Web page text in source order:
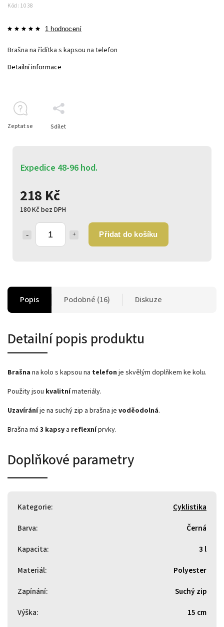
Kód: 1038
1 hodnocení
218 Kč
180 Kč bez DPH
Přidat do košíku
Expedice 48-96 hod.
Brašna na řídítka s kapsou na telefon
Detailní informace
Zeptat se Sdílet
Popis Podobné (16) Diskuze
Detailní popis produktu
Brašna na kolo s kapsou na telefon je skvělým doplňkem ke kolu.
Použity jsou kvalitnímateriály.
Uzavíráníje na suchý zip a brašna je voděodolná.
Brašna má 3 kapsy a reflexníprvky.
Doplňkové parametry
Kategorie:
Cyklistika
Barva:
Černá
Kapacita:
3 l
Materiál:
Polyester
Zapínání:
Suchý zip
Výška:
15 cm